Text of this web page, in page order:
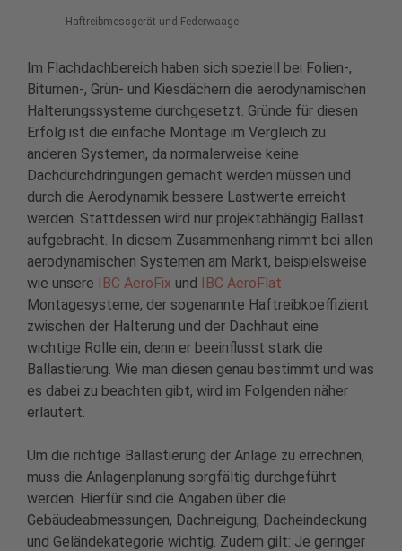
Haftreibmessgerät und Federwaage
Im Flachdachbereich haben sich speziell bei Folien-,
Bitumen-, Grün- und Kiesdächern die aerodynamischen
Halterungssysteme durchgesetzt. Gründe für diesen
Erfolg ist die einfache Montage im Vergleich zu
anderen Systemen, da normalerweise keine
Dachdurchdringungen gemacht werden müssen und
durch die Aerodynamik bessere Lastwerte erreicht
werden. Stattdessen wird nur projektabhängig Ballast
aufgebracht. In diesem Zusammenhang nimmt bei allen
aerodynamischen Systemen am Markt, beispielsweise
wie unsere IBC AeroFix und IBC AeroFlat
Montagesysteme, der sogenannte Haftreibkoeffizient
zwischen der Halterung und der Dachhaut eine
wichtige Rolle ein, denn er beeinflusst stark die
Ballastierung. Wie man diesen genau bestimmt und was
es dabei zu beachten gibt, wird im Folgenden näher
erläutert.
Um die richtige Ballastierung der Anlage zu errechnen,
muss die Anlagenplanung sorgfältig durchgeführt
werden. Hierfür sind die Angaben über die
Gebäudeabmessungen, Dachneigung, Dacheindeckung
und Geländekategorie wichtig. Zudem gilt: Je geringer